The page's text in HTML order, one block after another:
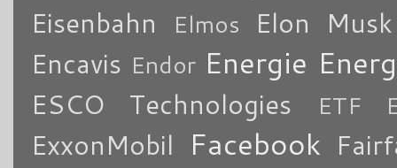
Eisenbahn
Elmos
Elon Musk
Encavis Endor Energie
ESCO Technologies ETF
ExxonMobil Facebook